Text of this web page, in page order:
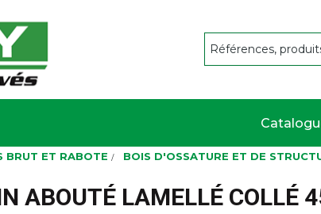
BRUT ET RABOTE BOIS D'OSSATURE ET DE
ABOUTÉ LAMELLÉ COLLÉ